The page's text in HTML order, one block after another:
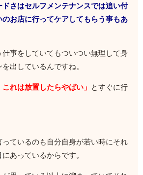
さはセルフメンテナンスでは追い付
お店に行ってケアしてもらう事もあ
事をしていてもついつい無理して身
出しているんですね。
これは放置したらやばい」
とすぐに行
っているのも自分自身が若い時にそれ
あっているからです。